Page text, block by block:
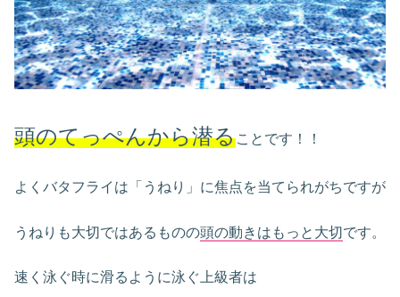
頭のてっぺんから潜ることです！！
よくバタフライは「うねり」に焦点を当てられがちですが
うねりも大切ではあるものの頭の動きはもっと大切です。
速く泳ぐ時に滑るように泳ぐ上級者は